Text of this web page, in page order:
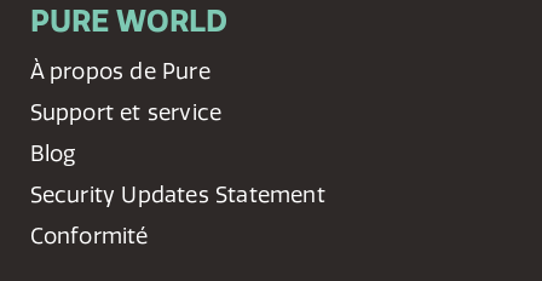
PURE WORLD
À propos de Pure
Support et service
Blog
Security Updates Statement
Conformité